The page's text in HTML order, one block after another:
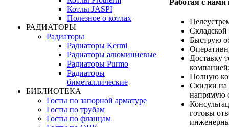
Котлы JASPI
Полезное о котлах
РАДИАТОРЫ
Радиаторы
Радиаторы Kermi
Радиаторы алюминиевые
Радиаторы Purmo
Радиаторы
биметаллические
БИБЛИОТЕКА
Госты по запорной арматуре
Госты по трубам
Госты по фланцам
Работая с нами
Быструю
Доставку
Полную
Скидки на
напрямую
готовы